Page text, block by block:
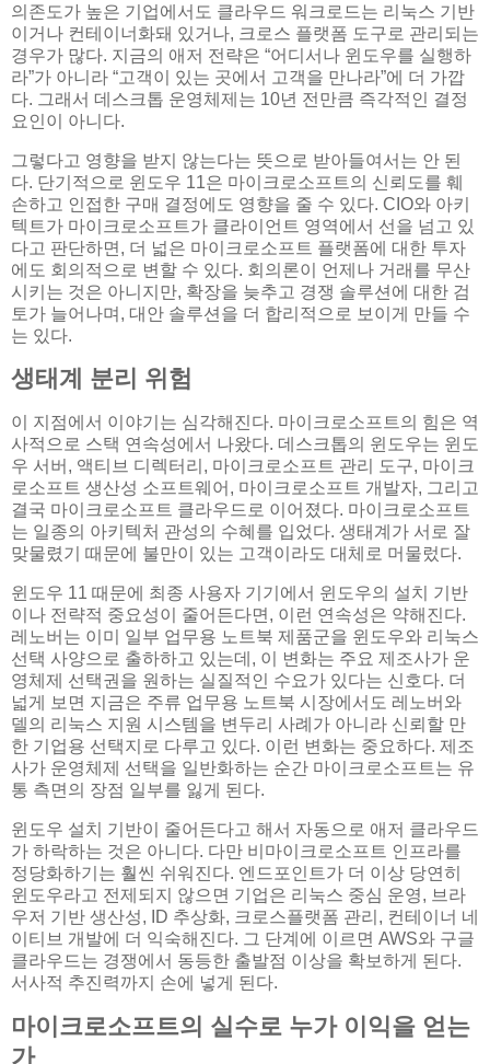
의존도가 높은 기업에서도 클라우드 워크로드는 리눅스 기반
이거나 컨테이너화돼 있거나, 크로스 플랫폼 도구로 관리되는
경우가 많다. 지금의 애저 전략은 “어디서나 윈도우를 실행하
라”가 아니라 “고객이 있는 곳에서 고객을 만나라”에 더 가깝
다. 그래서 데스크톱 운영체제는 10년 전만큼 즉각적인 결정
요인이 아니다.
그렇다고 영향을 받지 않는다는 뜻으로 받아들여서는 안 된
다. 단기적으로 윈도우 11은 마이크로소프트의 신뢰도를 훼
손하고 인접한 구매 결정에도 영향을 줄 수 있다. CIO와 아키
텍트가 마이크로소프트가 클라이언트 영역에서 선을 넘고 있
다고 판단하면, 더 넓은 마이크로소프트 플랫폼에 대한 투자
에도 회의적으로 변할 수 있다. 회의론이 언제나 거래를 무산
시키는 것은 아니지만, 확장을 늦추고 경쟁 솔루션에 대한 검
토가 늘어나며, 대안 솔루션을 더 합리적으로 보이게 만들 수
는 있다.
생태계 분리 위험
이 지점에서 이야기는 심각해진다. 마이크로소프트의 힘은 역
사적으로 스택 연속성에서 나왔다. 데스크톱의 윈도우는 윈도
우 서버, 액티브 디렉터리, 마이크로소프트 관리 도구, 마이크
로소프트 생산성 소프트웨어, 마이크로소프트 개발자, 그리고
결국 마이크로소프트 클라우드로 이어졌다. 마이크로소프트
는 일종의 아키텍처 관성의 수혜를 입었다. 생태계가 서로 잘
맞물렸기 때문에 불만이 있는 고객이라도 대체로 머물렀다.
윈도우 11 때문에 최종 사용자 기기에서 윈도우의 설치 기반
이나 전략적 중요성이 줄어든다면, 이런 연속성은 약해진다.
레노버는 이미 일부 업무용 노트북 제품군을 윈도우와 리눅스
선택 사양으로 출하하고 있는데, 이 변화는 주요 제조사가 운
영체제 선택권을 원하는 실질적인 수요가 있다는 신호다. 더
넓게 보면 지금은 주류 업무용 노트북 시장에서도 레노버와
델의 리눅스 지원 시스템을 변두리 사례가 아니라 신뢰할 만
한 기업용 선택지로 다루고 있다. 이런 변화는 중요하다. 제조
사가 운영체제 선택을 일반화하는 순간 마이크로소프트는 유
통 측면의 장점 일부를 잃게 된다.
윈도우 설치 기반이 줄어든다고 해서 자동으로 애저 클라우드
가 하락하는 것은 아니다. 다만 비마이크로소프트 인프라를
정당화하기는 훨씬 쉬워진다. 엔드포인트가 더 이상 당연히
윈도우라고 전제되지 않으면 기업은 리눅스 중심 운영, 브라
우저 기반 생산성, ID 추상화, 크로스플랫폼 관리, 컨테이너 네
이티브 개발에 더 익숙해진다. 그 단계에 이르면 AWS와 구글
클라우드는 경쟁에서 동등한 출발점 이상을 확보하게 된다.
서사적 추진력까지 손에 넣게 된다.
마이크로소프트의 실수로 누가 이익을 얻는
가